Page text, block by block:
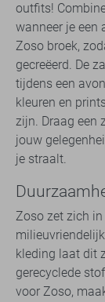
outfits!
wanneer je een
Zoso broek,
gecreëerd. De
tijdens een
kleuren en
zijn. Draag een
jouw
je straalt.
Zoso zet zich
kleding laat dit
gerecyclede
voor Zoso,